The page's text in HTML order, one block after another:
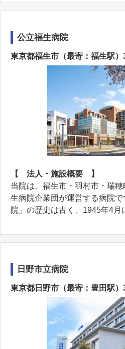
公立福生病院
東京都福生市（最寄：福生駅）
【 法人・施設概要 】
当院は、福生市・羽村市・瑞
生病院企業団が運営する病院
院」の歴史は古く、1945年4月
日野市立病院
東京都日野市（最寄：豊田駅）